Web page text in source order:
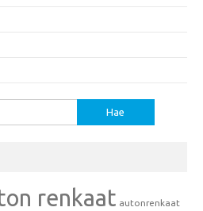
renkaat autonrenkaat